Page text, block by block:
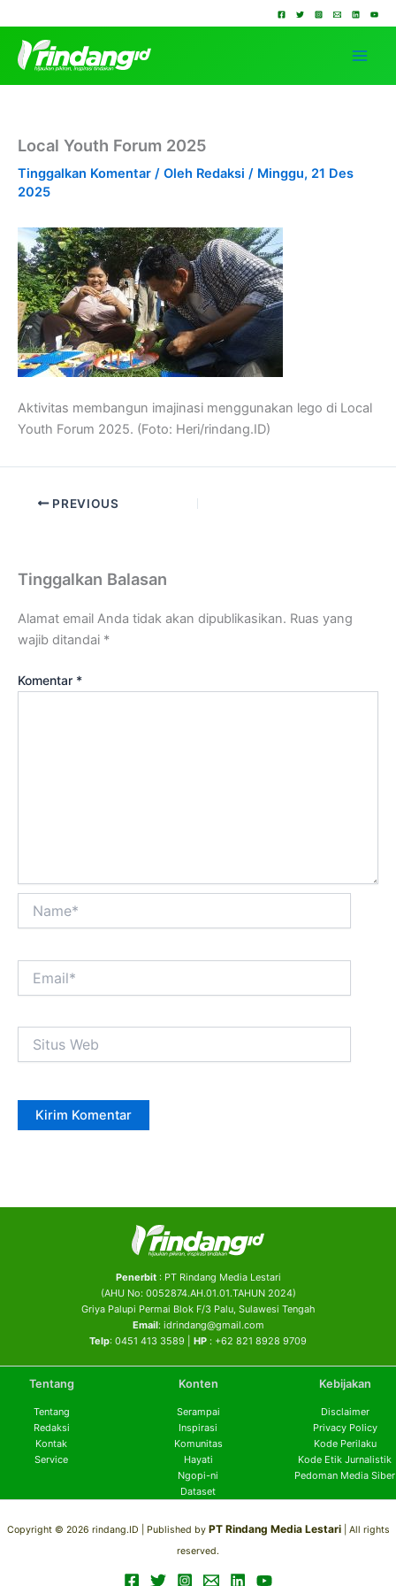
ke
konten
Local Youth Forum 2025
Tinggalkan Komentar / Oleh Redaksi / Minggu, 21 Des
2025
Aktivitas membangun imajinasi menggunakan lego di Local
Youth Forum 2025. (Foto: Heri/rindang.ID)
PREVIOUS
Tinggalkan Balasan
Alamat email Anda tidak akan dipublikasikan. Ruas yang
wajib ditandai *
Komentar *
Web
Penerbit: PT Rindang Media Lestari
(AHU No: 0052874.AH.01.01.TAHUN 2024)
Griya Palupi Permai Blok F/3 Palu, Sulawesi Tengah
Email: idrindang@gmail.com
Telp: 0451 413 3589 | HP : +62 821 8928 9709
Tentang
Tentang
Redaksi
Kontak
Service
Konten
Serampai
Inspirasi
Komunitas
Hayati
Ngopi-ni
Dataset
Kebijakan
Disclaimer
Privacy Policy
Kode Perilaku
Kode Etik Jurnalistik
Pedoman Media Siber
Copyright © 2026 rindang.ID | Published by PT Rindang Media Lestari| All rights
reserved.